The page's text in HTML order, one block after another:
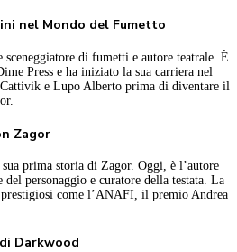
nel Mondo del Fumetto
di fumetti e autore teatrale. È
Press e ha iniziato la sua carriera nel
e Lupo Alberto prima di diventare il
Zagor
prima storia di Zagor. Oggi, è l’autore
personaggio e curatore della testata. La
prestigiosi come l’ANAFI, il premio Andrea
Darkwood